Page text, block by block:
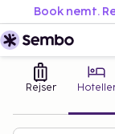
Book nemt.
Rejser